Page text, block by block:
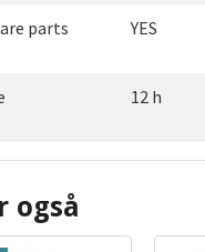
parts YES
12 h
også